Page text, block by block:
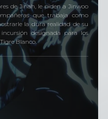
de Jinah, le piden a Jinwoo
que trabaja como
la dura realidad de su
designada para los
Blanco.